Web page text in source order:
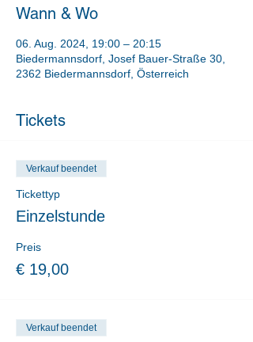
Wann & Wo
06. Aug. 2024, 19:00 – 20:15
Biedermannsdorf, Josef Bauer-Straße 30,
2362 Biedermannsdorf, Österreich
Tickets
Verkauf beendet
Tickettyp
Einzelstunde
Preis
€ 19,00
Verkauf beendet